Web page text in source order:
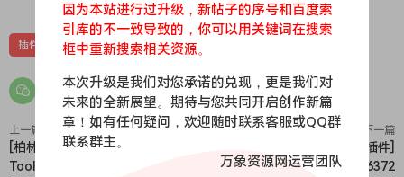
插件 效果器 苹果 苹果效果器
上一篇
[柏林弦乐音色库] Orchestral
Tools Berlin Strings v2.1.6
下一篇
[LoFi低保真复古音效乐器插件]
Arturia Pure LoFi v1.0.1 6372
因为本站进行过升级，新帖子的序号和百度索
引库的不一致导致的，你可以用关键词在搜索
框中重新搜索相关资源。
本次升级是我们对您承诺的兑现，更是我们对
未来的全新展望。期待与您共同开启创作新篇
章！如有任何疑问，欢迎随时联系客服或QQ群
联系群主。
万象资源网运营团队